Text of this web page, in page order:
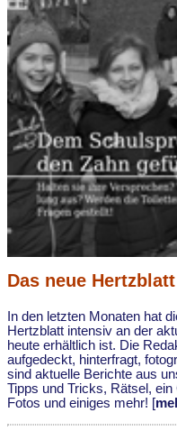
Das neue
In den letzten Monaten hat
Hertzblatt intensiv an der
heute erhältlich ist. Die
aufgedeckt, hinterfragt,
sind aktuelle Berichte aus
Tipps und Tricks, Rätsel,
Fotos und einiges mehr! [